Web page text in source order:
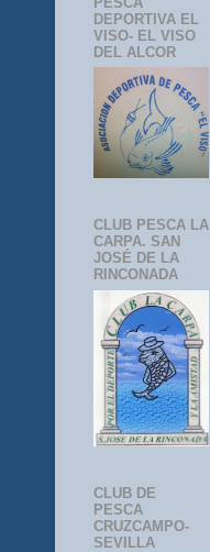
DEPORTIVA EL
VISO- EL VISO
DEL ALCOR
CLUB PESCA LA
CARPA. SAN
JOSÉ DE LA
RINCONADA
CLUB DE
PESCA
CRUZCAMPO-
SEVILLA